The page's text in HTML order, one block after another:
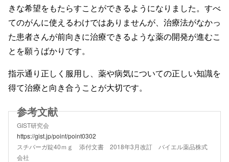
きな希望をもたらすことができるようになりました。すべ
てのがんに使えるわけではありませんが、治療法がなかっ
た患者さんが前向きに治療できるような薬の開発が進むこ
とを願うばかりです。
指示通り正しく服用し、薬や病気についての正しい知識を
得て治療と向き合うことが大切です。
GIST研究会
https://gist.jp/point/point0302
スチバーガ錠40ｍｇ 添付文書 2018年3月改訂 バイエル薬品株式
会社